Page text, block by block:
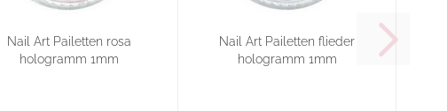
Nail Art Pailetten rosa
hologramm 1mm
Nail Art Pailetten flieder
hologramm 1mm